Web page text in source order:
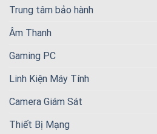
Trung tâm bảo hành
Âm Thanh
Gaming PC
Linh Kiện Máy Tính
Camera Giám Sát
Thiết Bị Mạng